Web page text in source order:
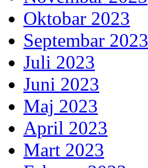
Oktobar 2023
Septembar 2023
Juli 2023
Juni 2023
Maj 2023
April 2023
Mart 2023